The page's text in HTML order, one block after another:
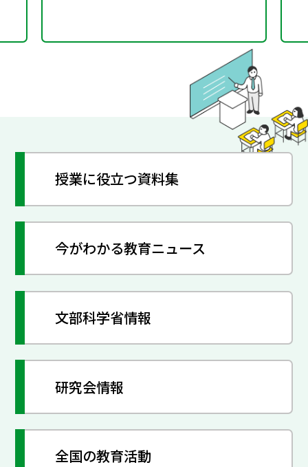
授業に役立つ資料集
今がわかる教育ニュース
文部科学省情報
研究会情報
全国の教育活動